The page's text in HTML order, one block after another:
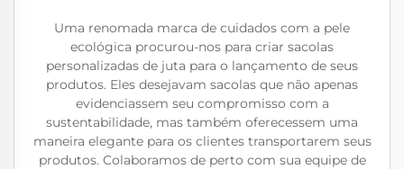
Uma renomada marca de cuidados com a pele
ecológica procurou-nos para criar sacolas
personalizadas de juta para o lançamento de seus
produtos. Eles desejavam sacolas que não apenas
evidenciassem seu compromisso com a
sustentabilidade, mas também oferecessem uma
maneira elegante para os clientes transportarem seus
produtos. Colaboramos de perto com sua equipe de